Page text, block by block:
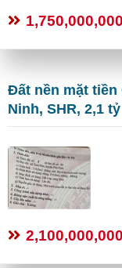
1,750,000,000
Đất nền mặt tiền
Ninh, SHR, 2,1 tỷ
2,100,000,000